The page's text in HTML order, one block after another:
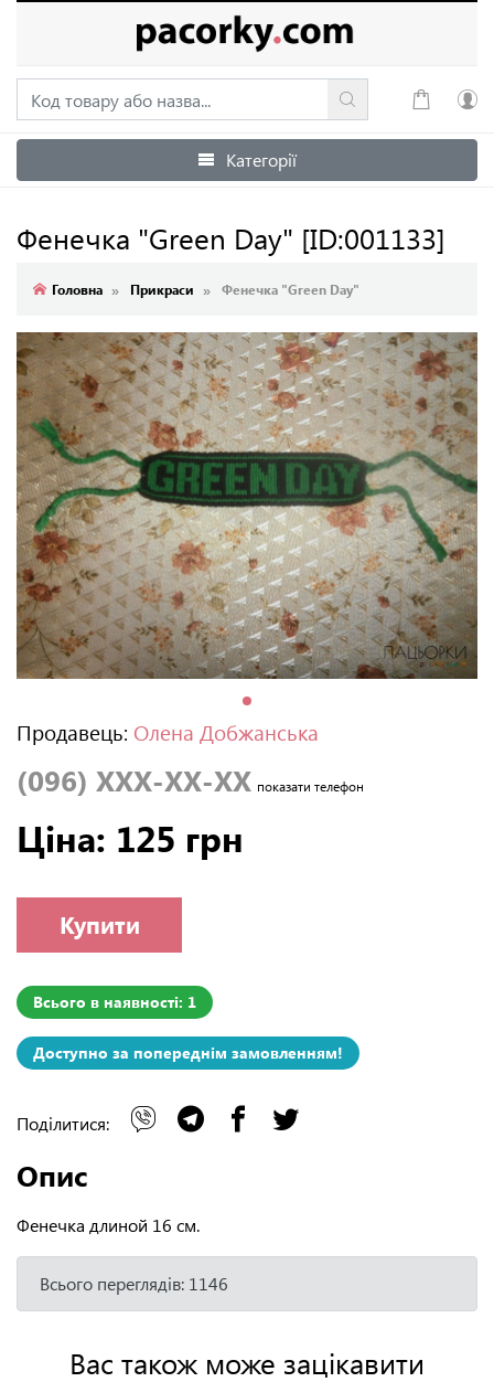
Увійти
Категорії
Фенечка "Green Day" [ID:001133]
Головна Прикраси Фенечка "Green Day"
Продавець: Олена Добжанська
(096) XXX-XX-XX показати телефон
Ціна: 125 грн
Купити
Всього в наявності: 1
Доступно за попереднім замовленням!
Поділитися:
Опис
Фенечка длиной 16 см.
Всього переглядів: 1146
Вас також може зацікавити